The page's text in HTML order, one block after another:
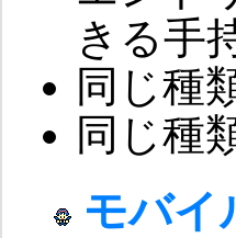
きる手
同じ種
同じ種
モバイ